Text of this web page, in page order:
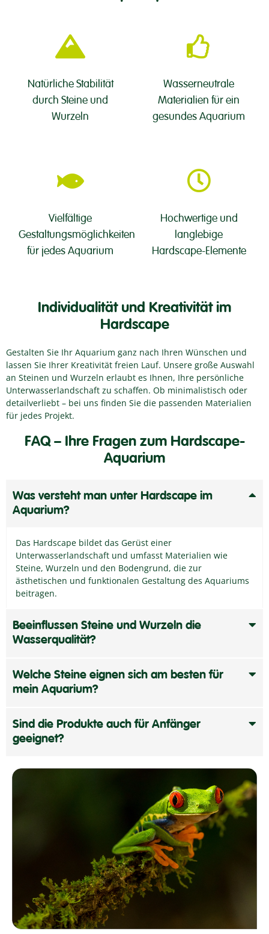
Natürliche Stabilität
durch Steine und
Wurzeln
Wasserneutrale
Materialien für ein
gesundes Aquarium
Vielfältige
Gestaltungsmöglichkeiten
für jedes Aquarium
Hochwertige und
langlebige
Hardscape-Elemente
Individualität und Kreativität im
Hardscape
Gestalten Sie Ihr Aquarium ganz nach Ihren Wünschen und
lassen Sie Ihrer Kreativität freien Lauf. Unsere große Auswahl
an Steinen und Wurzeln erlaubt es Ihnen, Ihre persönliche
Unterwasserlandschaft zu schaffen. Ob minimalistisch oder
detailverliebt – bei uns finden Sie die passenden Materialien
für jedes Projekt.
FAQ – Ihre Fragen zum Hardscape-
Aquarium
Was versteht man unter Hardscape im
Aquarium?
Das Hardscape bildet das Gerüst einer
Unterwasserlandschaft und umfasst Materialien wie
Steine, Wurzeln und den Bodengrund, die zur
ästhetischen und funktionalen Gestaltung des Aquariums
beitragen.
Beeinflussen Steine und Wurzeln die
Wasserqualität?
Welche Steine eignen sich am besten für
mein Aquarium?
Sind die Produkte auch für Anfänger
geeignet?